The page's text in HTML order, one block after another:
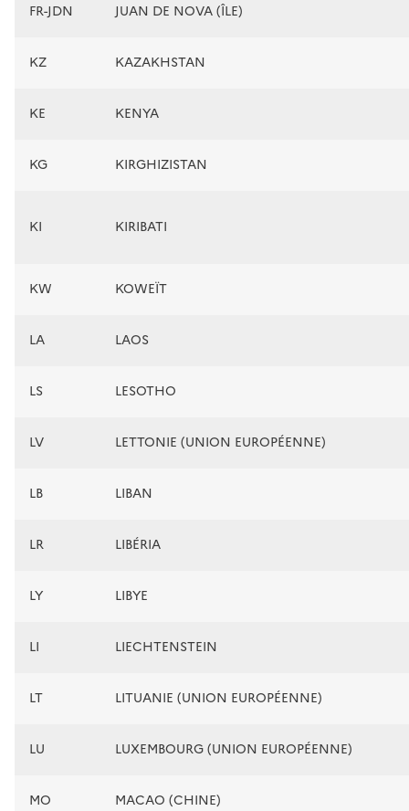
FR-JDN JUAN DE NOVA (ÎLE)
KZ KAZAKHSTAN
KE KENYA
KG KIRGHIZISTAN
KI KIRIBATI
KW KOWEÏT
LA LAOS
LS LESOTHO
LV LETTONIE (UNION EUROPÉENNE)
LB LIBAN
LR LIBÉRIA
LY LIBYE
LI LIECHTENSTEIN
LT LITUANIE (UNION EUROPÉENNE)
LU LUXEMBOURG (UNION EUROPÉENNE)
MO MACAO (CHINE)